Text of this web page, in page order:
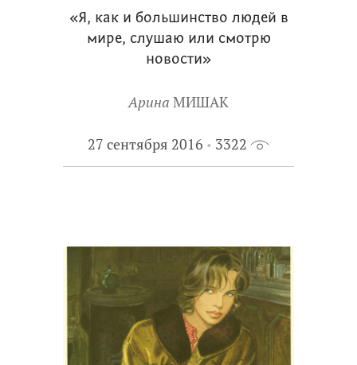
«Я, как и большинство людей в
мире, слушаю или смотрю
новости»
Арина МИШАК
27 сентября 2016 3322